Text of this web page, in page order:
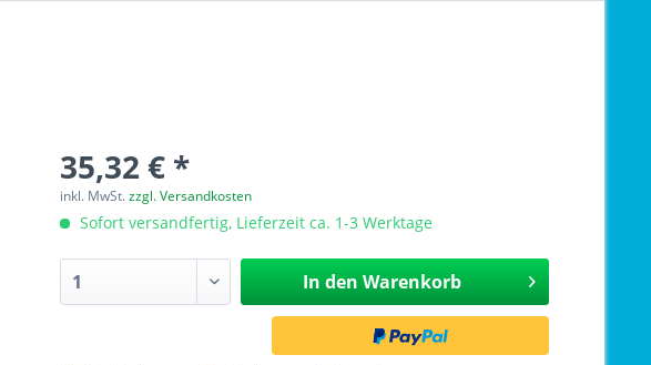
35,32 € *
inkl. MwSt.zzgl. Versandkosten
Sofort versandfertig, Lieferzeit ca. 1-3 Werktage
In den Warenkorb